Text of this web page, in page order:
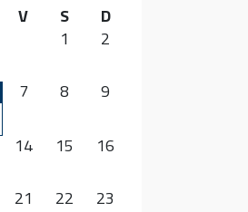
V S
D
1
2
7 8 9
14 15 16
21 22 23